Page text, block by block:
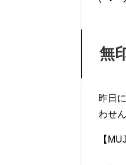
無
昨日
わせ
【